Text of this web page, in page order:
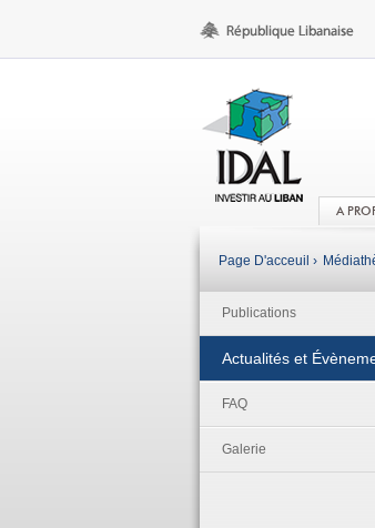
A
Page D'acceuil ›
Publications
Actualités et
FAQ
Galerie